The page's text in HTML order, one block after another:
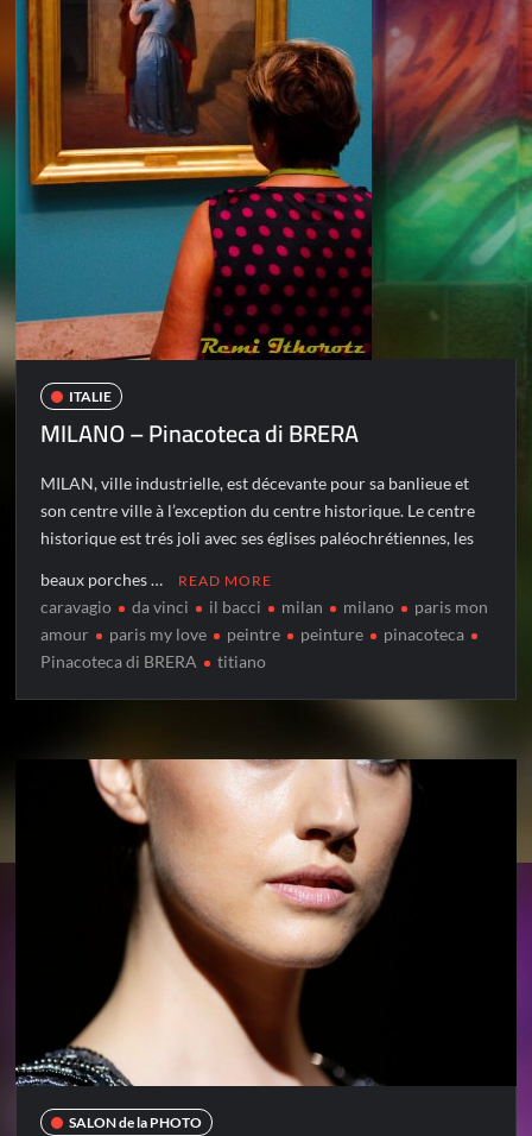
ITALIE
MILANO – Pinacoteca di BRERA
MILAN, ville industrielle, est décevante pour sa banlieue et
son centre ville à l’exception du centre historique. Le centre
historique est trés joli avec ses églises paléochrétiennes, les
beaux porches … READ MORE
caravagio da vinci il bacci milan milano
paris mon
amour
paris my love peintre peinture
pinacoteca
Pinacoteca di BRERA
titiano
SALON de la PHOTO